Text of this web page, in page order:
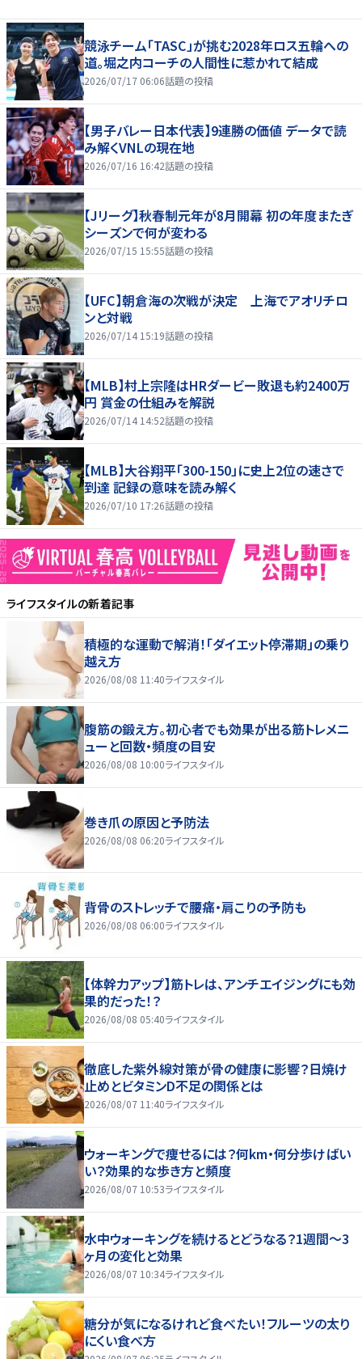
競泳チーム「TASC」が挑む2028年ロス五輪への
道。堀之内コーチの人間性に惹かれて結成
2026/07/17 06:06話題の投稿
【男子バレー日本代表】9連勝の価値 データで読
み解くVNLの現在地
2026/07/16 16:42話題の投稿
【Jリーグ】秋春制元年が8月開幕 初の年度またぎ
シーズンで何が変わる
2026/07/15 15:55話題の投稿
【UFC】朝倉海の次戦が決定 上海でアオリチロ
ンと対戦
2026/07/14 15:19話題の投稿
【MLB】村上宗隆はHRダービー敗退も約2400万
円 賞金の仕組みを解説
2026/07/14 14:52話題の投稿
【MLB】大谷翔平「300-150」に史上2位の速さで
到達 記録の意味を読み解く
2026/07/10 17:26話題の投稿
ライフスタイルの新着記事
積極的な運動で解消！「ダイエット停滞期」の乗り
越え方
2026/08/08 11:40ライフスタイル
腹筋の鍛え方。初心者でも効果が出る筋トレメニ
ューと回数・頻度の目安
2026/08/08 10:00ライフスタイル
巻き爪の原因と予防法
2026/08/08 06:20ライフスタイル
背骨のストレッチで腰痛・肩こりの予防も
2026/08/08 06:00ライフスタイル
【体幹力アップ】筋トレは、アンチエイジングにも効
果的だった！？
2026/08/08 05:40ライフスタイル
徹底した紫外線対策が骨の健康に影響？日焼け
止めとビタミンD不足の関係とは
2026/08/07 11:40ライフスタイル
ウォーキングで痩せるには？何km・何分歩けばい
い？効果的な歩き方と頻度
2026/08/07 10:53ライフスタイル
水中ウォーキングを続けるとどうなる？1週間～3
ヶ月の変化と効果
2026/08/07 10:34ライフスタイル
糖分が気になるけれど食べたい！フルーツの太り
にくい食べ方